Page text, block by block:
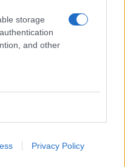
storage
and other
Privacy Policy